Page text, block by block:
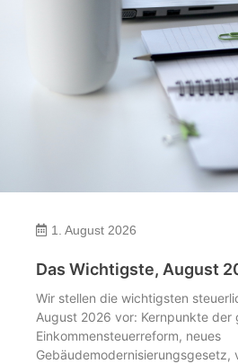
1. August 2026
Das Wichtigste, August
Wir stellen die wichtigsten
August 2026 vor: Kernpunkte der
Einkommensteuerreform, neues
Gebäudemodernisierungsgesetz,